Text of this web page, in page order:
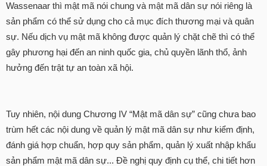
Wassenaar thì mật mã nói chung và mật mã dân sự nói riêng là
sản phẩm có thể sử dụng cho cả mục đích thương mại và quân
sự. Nếu dịch vụ mật mã không được quản lý chặt chẽ thì có thể
gây phương hại đến an ninh quốc gia, chủ quyền lãnh thổ, ảnh
hưởng đến trật tự an toàn xã hội.
Tuy nhiên, nội dung Chương IV “Mật mã dân sự” cũng chưa bao
trùm hết các nội dung về quản lý mật mã dân sự như kiểm định,
đánh giá hợp chuẩn, hợp quy sản phẩm, quản lý xuất nhập khẩu
sản phẩm mật mã dân sự... Đề nghị quy định cụ thể, chi tiết hơn